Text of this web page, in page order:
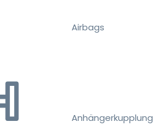
Airbags
Anhängerkupplung